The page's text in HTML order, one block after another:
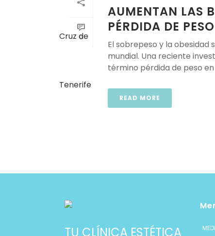
0
AUMENTAN LAS
PÉRDIDA DE
El sobrepeso y la obesidad
mundial. Una reciente
término pérdida de peso en
READ MORE
TU CLÍNICA ESTÉTICA